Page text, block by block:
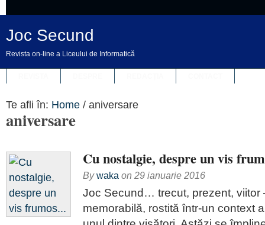
Joc Secund
Revista on-line a Liceului de Informatică
Te afli în: Home / aniversare
aniversare
Cu nostalgie, despre un vis
Bywaka on 29 ianuarie 2016
Joc Secund… trecut, prezent, viitor
memorabilă, rostită într-un context